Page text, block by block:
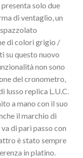
solo due
di ventaglio, un
di colori grigio /
su questo nuovo
non sono
del cronometro,
lusso replica L.U.C.
a mano con il suo
il marchio di
di pari passo con
è stato sempre
in platino.